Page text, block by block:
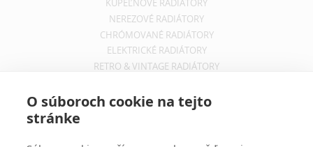
KÚPEĽŇOVÉ RADIÁTORY
NEREZOVÉ RADIÁTORY
CHRÓMOVANÉ RADIÁTORY
ELEKTRICKÉ RADIÁTORY
RETRO & VINTAGE RADIÁTORY
O súboroch cookie na tejto
stránke